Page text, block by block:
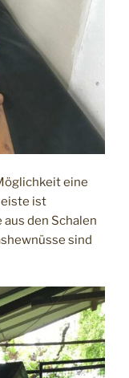
eine
ist
aus den Schalen
sind